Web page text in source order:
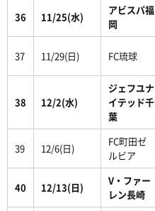
36 11/25(水)
アビスパ福
岡
37 11/29(日) FC琉球
38 12/2(水)
ジェフユナ
イテッド千
葉
39 12/6(日)
FC町田ゼ
ルビア
40 12/13(日)
V・ファー
レン長崎